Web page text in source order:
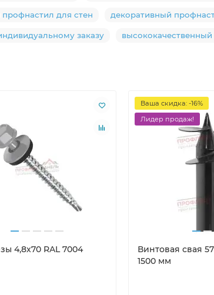
для стен декоративный
заказу
4,8х70 RAL 7004
Ваша скидка: -16%
Лидер продаж!
Винтовая свая
1500 мм